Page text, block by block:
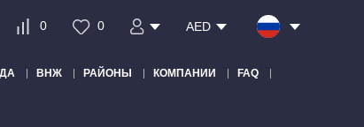
0 0 AED
ВНЖ РАЙОНЫ КОМПАНИИ FAQ